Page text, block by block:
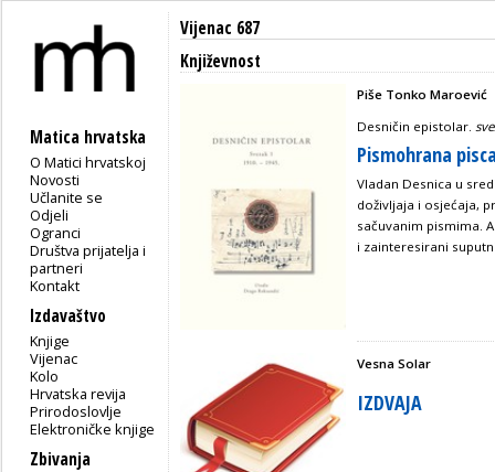
Matica hrvatska
O Matici hrvatskoj
Novosti
Učlanite se
Odjeli
Ogranci
Društva prijatelja i
partneri
Kontakt
Izdavaštvo
Knjige
Vijenac
Kolo
Hrvatska revija
Prirodoslovlje
Elektroničke knjige
Zbivanja
Vijenac 687
Književnost
Piše Tonko Maroević
Desničin epistolar.
Pismohrana
Vladan Desnica u
doživljaja i osjećaja,
sačuvanim pismima.
i zainteresirani
Vesna Solar
IZDVAJA